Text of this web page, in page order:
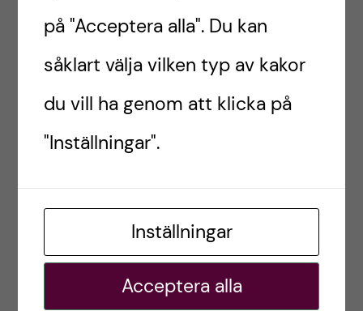
arbetat inom Folktandvården i Västra
Götalandsregionen. Började 2018 arbeta i
klinikchef för Pedodontin inom Folktandvården
Stockholms län AB. För närvarande också
specialistutbildningen i Pedodonti inom FTV
Stockholm.
Nagihan Bostanci
på "Acceptera alla". Du kan
såklart välja vilken typ av kakor
du vill ha genom att klicka på
"Inställningar".
Inställningar
Acceptera alla